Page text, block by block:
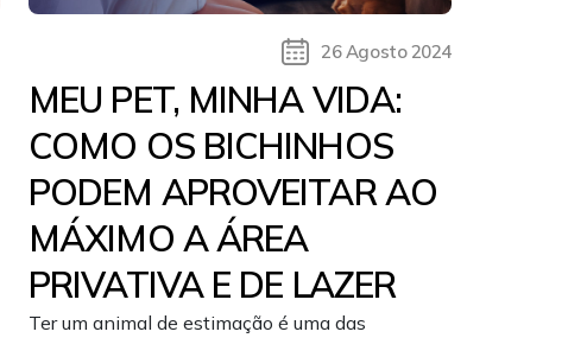
26 Agosto 2024
MEU PET, MINHA VIDA:
COMO OS BICHINHOS
PODEM APROVEITAR AO
MÁXIMO A ÁREA
PRIVATIVA E DE LAZER
Ter um animal de estimação é uma das